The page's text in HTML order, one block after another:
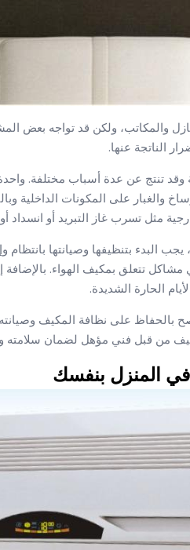
والمكاتب، ولكن قد تواجه بعض
الناتجة عنها.
تنتج عن عدة أسباب مختلفة.
والغبار على المكونات الداخلية
مثل تسرب غاز التبريد أو انسداد
البدء بتنظيفها وصيانتها
تتعلق بمكيف الهواء. بالإضافة
الحارة الشديدة.
بالحفاظ على نظافة المكيف
من قبل فني مؤهل لضمان سلامته
المنزل بنفسك